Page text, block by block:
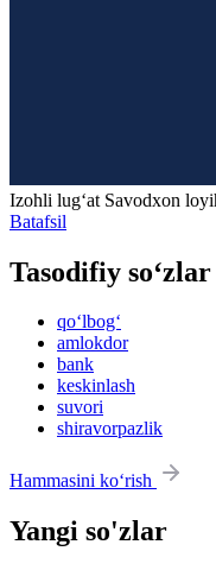
Izohli lugʻat Savodxon
Batafsil
Tasodifiy so‘zlar
qo‘lbog‘
amlokdor
bank
keskinlash
suvori
shiravorpazlik
Hammasini ko‘rish
Yangi so'zlar